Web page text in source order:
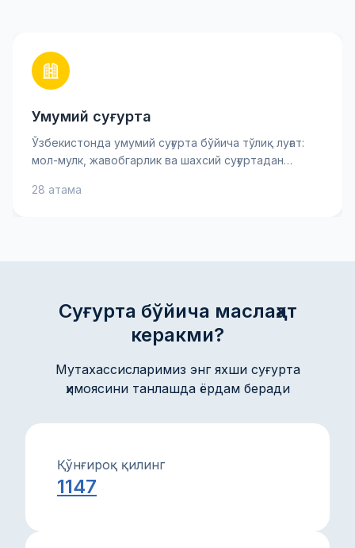
Умумий суғурта
Ўзбекистонда умумий суғурта бўйича тўлиқ луғат:
мол-мулк, жавобгарлик ва шахсий суғуртадан
мукофоти, франшиза ва товон пули каби муҳим
28 атама
Суғурта бўйича маслаҳат
керакми?
Мутахассисларимиз энг яхши суғурта
ҳимоясини танлашда ёрдам беради
Қўнғироқ қилинг
1147